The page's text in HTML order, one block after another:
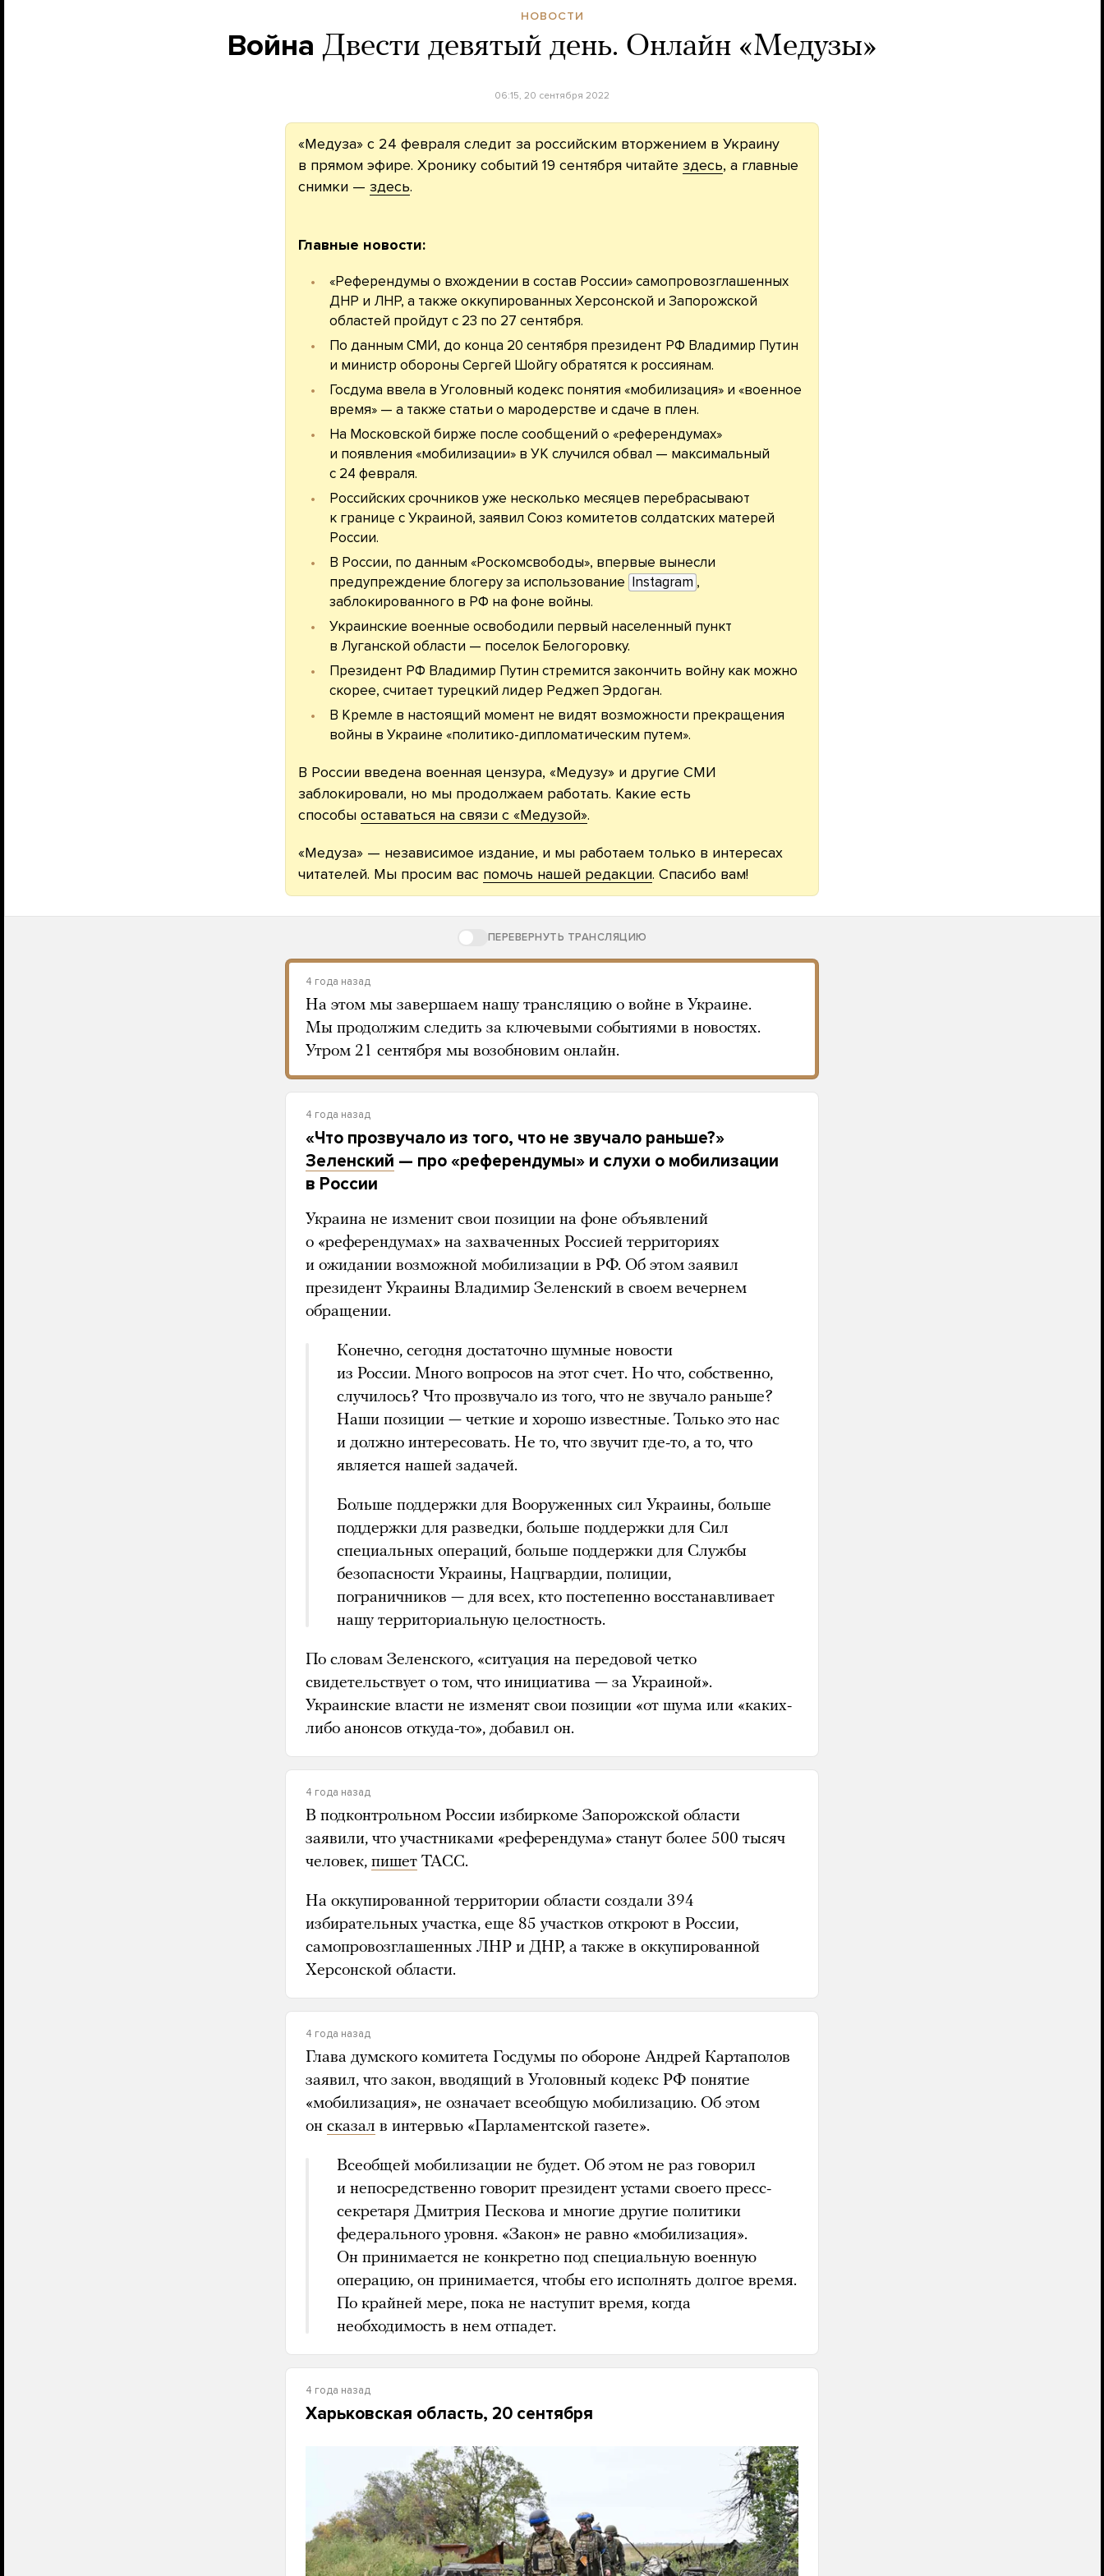
НОВОСТИ
Война Двести девятый день. Онлайн «Медузы»
06:15, 20 сентября 2022
«Медуза» с 24 февраля следит за российским вторжением в Украину
в прямом эфире. Хронику событий 19 сентября читайте здесь, а главные
снимки — здесь.
Главные новости:
«Референдумы о вхождении в состав России» самопровозглашенных
ДНР и ЛНР, а также оккупированных Херсонской и Запорожской
областей пройдут с 23 по 27 сентября.
По данным СМИ, до конца 20 сентября президент РФ Владимир Путин
и министр обороны Сергей Шойгу обратятся к россиянам.
Госдума ввела в Уголовный кодекс понятия «мобилизация» и «военное
время» — а также статьи о мародерстве и сдаче в плен.
На Московской бирже после сообщений о «референдумах»
и появления «мобилизации» в УК случился обвал — максимальный
с 24 февраля.
Российских срочников уже несколько месяцев перебрасывают
к границе с Украиной, заявил Союз комитетов солдатских матерей
России.
В России, по данным «Роскомсвободы», впервые вынесли
предупреждение блогеру за использование Instagram ,
заблокированного в РФ на фоне войны.
Украинские военные освободили первый населенный пункт
в Луганской области — поселок Белогоровку.
Президент РФ Владимир Путин стремится закончить войну как можно
скорее, считает турецкий лидер Реджеп Эрдоган.
В Кремле в настоящий момент не видят возможности прекращения
войны в Украине «политико-дипломатическим путем».
В России введена военная цензура, «Медузу» и другие СМИ
заблокировали, но мы продолжаем работать. Какие есть
способы оставаться на связи с «Медузой».
«Медуза» — независимое издание, и мы работаем только в интересах
читателей. Мы просим вас помочь нашей редакции. Спасибо вам!
ПЕРЕВЕРНУТЬ ТРАНСЛЯЦИЮ
4 года назад
На этом мы завершаем нашу трансляцию о войне в Украине.
Мы продолжим следить за ключевыми событиями в новостях.
Утром 21 сентября мы возобновим онлайн.
4 года назад
«Что прозвучало из того, что не звучало раньше?»
Зеленский — про «референдумы» и слухи о мобилизации
в России
Украина не изменит свои позиции на фоне объявлений
о «референдумах» на захваченных Россией территориях
и ожидании возможной мобилизации в РФ. Об этом заявил
президент Украины Владимир Зеленский в своем вечернем
обращении.
Конечно, сегодня достаточно шумные новости
из России. Много вопросов на этот счет. Но что, собственно,
случилось? Что прозвучало из того, что не звучало раньше?
Наши позиции — четкие и хорошо известные. Только это нас
и должно интересовать. Не то, что звучит где-то, а то, что
является нашей задачей.
Больше поддержки для Вооруженных сил Украины, больше
поддержки для разведки, больше поддержки для Сил
специальных операций, больше поддержки для Службы
безопасности Украины, Нацгвардии, полиции,
пограничников — для всех, кто постепенно восстанавливает
нашу территориальную целостность.
По словам Зеленского, «ситуация на передовой четко
свидетельствует о том, что инициатива — за Украиной».
Украинские власти не изменят свои позиции «от шума или «каких-
либо анонсов откуда-то», добавил он.
4 года назад
В подконтрольном России избиркоме Запорожской области
заявили, что участниками «референдума» станут более 500 тысяч
человек, пишет ТАСС.
На оккупированной территории области создали 394
избирательных участка, еще 85 участков откроют в России,
самопровозглашенных ЛНР и ДНР, а также в оккупированной
Херсонской области.
4 года назад
Глава думского комитета Госдумы по обороне Андрей Картаполов
заявил, что закон, вводящий в Уголовный кодекс РФ понятие
«мобилизация», не означает всеобщую мобилизацию. Об этом
он сказал в интервью «Парламентской газете».
Всеобщей мобилизации не будет. Об этом не раз говорил
и непосредственно говорит президент устами своего пресс-
секретаря Дмитрия Пескова и многие другие политики
федерального уровня. «Закон» не равно «мобилизация».
Он принимается не конкретно под специальную военную
операцию, он принимается, чтобы его исполнять долгое время.
По крайней мере, пока не наступит время, когда
необходимость в нем отпадет.
4 года назад
Харьковская область, 20 сентября